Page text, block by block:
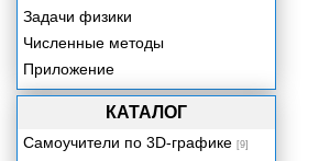
Задачи физики
Численные методы
Приложение
Ответы на контрольные вопросы
ЗаключениеКАТАЛОГ
Самоучители по 3D-графике [9]